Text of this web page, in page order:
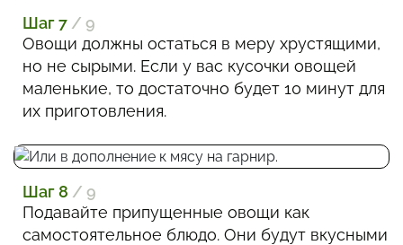
Шаг 7 / 9
Овощи должны остаться в меру хрустящими,
но не сырыми. Если у вас кусочки овощей
маленькие, то достаточно будет 10 минут для
их приготовления.
Шаг 8 / 9
Подавайте припущенные овощи как
самостоятельное блюдо. Они будут вкусными